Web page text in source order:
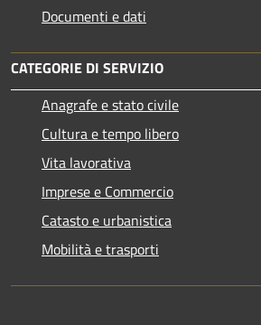
Documenti e dati
CATEGORIE DI SERVIZIO
Anagrafe e stato civile
Cultura e tempo libero
Vita lavorativa
Imprese e Commercio
Catasto e urbanistica
Mobilità e trasporti